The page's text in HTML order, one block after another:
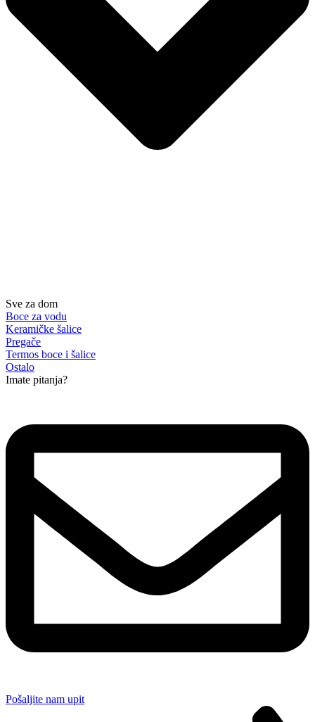
Sve za dom
Boce za vodu
Keramičke šalice
Pregače
Termos boce i šalice
Ostalo
Imate pitanja?
Pošaljite nam upit